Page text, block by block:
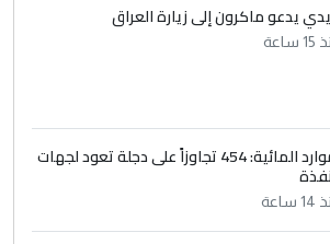
يدعو ماكرون إلى زيارة العراق
الموارد المائية: 454 تجاوزاً على دجلة تعود لجهات